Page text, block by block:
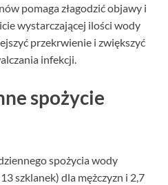
pomaga złagodzić objawy i
wystarczającej ilości wody
przekrwienie i zwiększyć
infekcji.
spożycie
spożycia wody
szklanek) dla mężczyzn i 2,7